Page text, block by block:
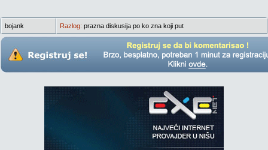
bojank Razlog: prazna diskusija po ko zna koji put